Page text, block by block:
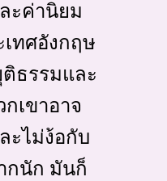
ะค่านิยม
เทศอังกฤษ
ธรรมและ
เขาอาจ
ะไม่ง้อกับ
กนัก มันก็